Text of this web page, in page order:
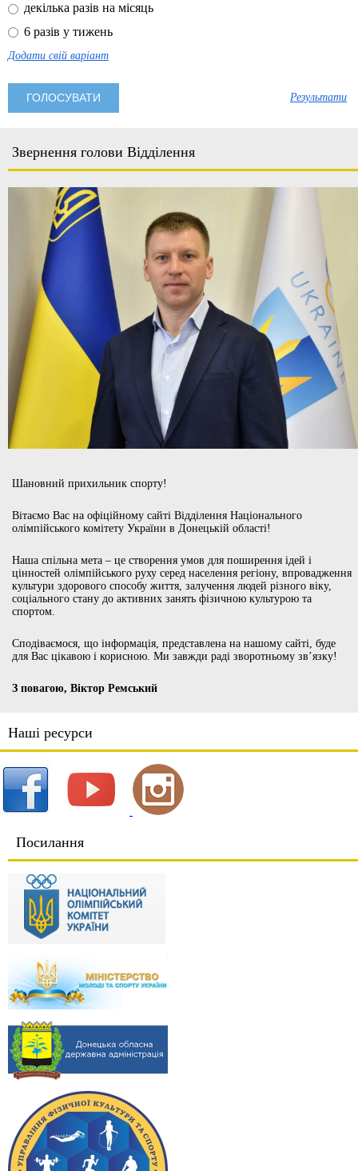
декілька разів на місяць
6 разів у тижень
Додати свій варіант
Результати
Звернення голови Відділення
Шановний прихильник спорту!
Вітаємо Вас на офіційному сайті Відділення Національного
олімпійського комітету України в Донецькій області!
Наша спільна мета – це створення умов для поширення ідей і
цінностей олімпійського руху серед населення регіону, впровадження
культури здорового способу життя, залучення людей різного віку,
соціального стану до активних занять фізичною культурою та
спортом.
Сподіваємося, що інформація, представлена на нашому сайті, буде
для Вас цікавою і корисною. Ми завжди раді зворотньому зв’язку!
З повагою, Віктор Ремський
Наші ресурси
Посилання